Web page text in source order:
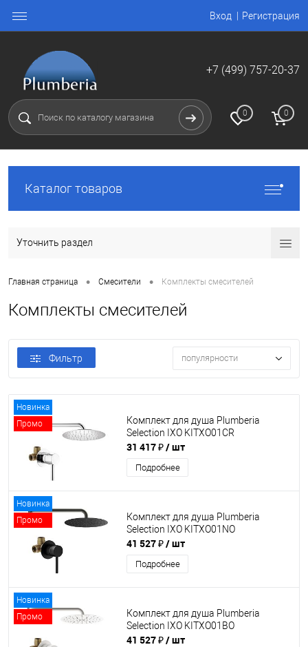
Вход Регистрация
+7 (499) 757-20-37
0 0
Каталог товаров
Уточнить раздел
Главная страница • Смесители • Комплекты смесителей
Комплекты смесителей
Фильтр популярности
Новинка
Промо
Комплект для душа Plumberia
Selection IXO KITXO01CR
31 417 ₽/ шт
Подробнее
Новинка
Промо
Комплект для душа Plumberia
Selection IXO KITXO01NO
41 527 ₽/ шт
Подробнее
Новинка
Промо
Комплект для душа Plumberia
Selection IXO KITXO01BO
41 527 ₽/ шт